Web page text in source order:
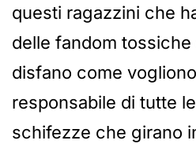
questi ragazzini che
delle fandom
disfano come
responsabile di tutte
schifezze che girano